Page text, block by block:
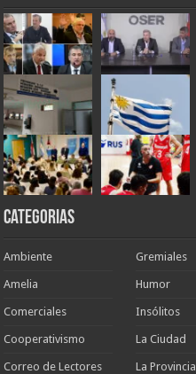
Categorias
Ambiente
Amelia
Comerciales
Cooperativismo
Correo de Lectores
Gremiales
Humor
Insólitos
La Ciudad
La Provincia